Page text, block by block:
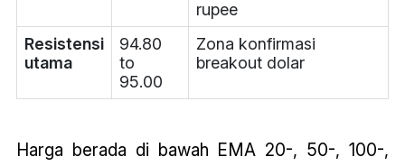
rupee
Resistensi
utama
94.80
to
95.00
Zona konfirmasi
breakout dolar
Harga berada di bawah EMA 20-, 50-, 100-,